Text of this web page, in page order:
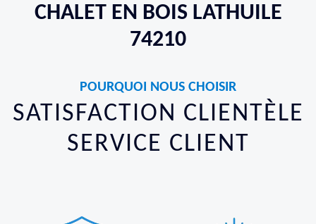
CHALET EN BOIS LATHUILE
74210
POURQUOI NOUS CHOISIR
SATISFACTION CLIENTÈLE
SERVICE CLIENT